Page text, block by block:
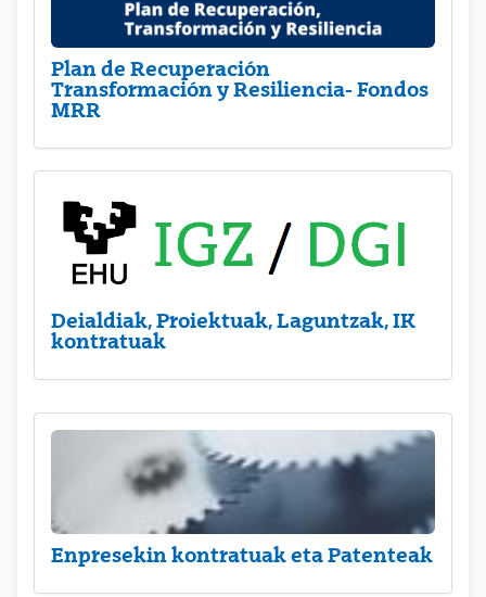
Plan de Recuperación
Transformación y Resiliencia- Fondos
MRR
Deialdiak, Proiektuak, Laguntzak, IK
kontratuak
Enpresekin kontratuak eta Patenteak